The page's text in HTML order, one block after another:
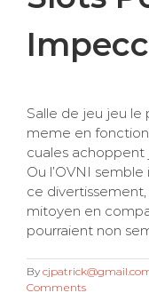
Salle de jeu jeu
meme en fonction
cuales achoppent
Ou l’OVNI
ce
mitoyen en
pourraient non
By
Comments